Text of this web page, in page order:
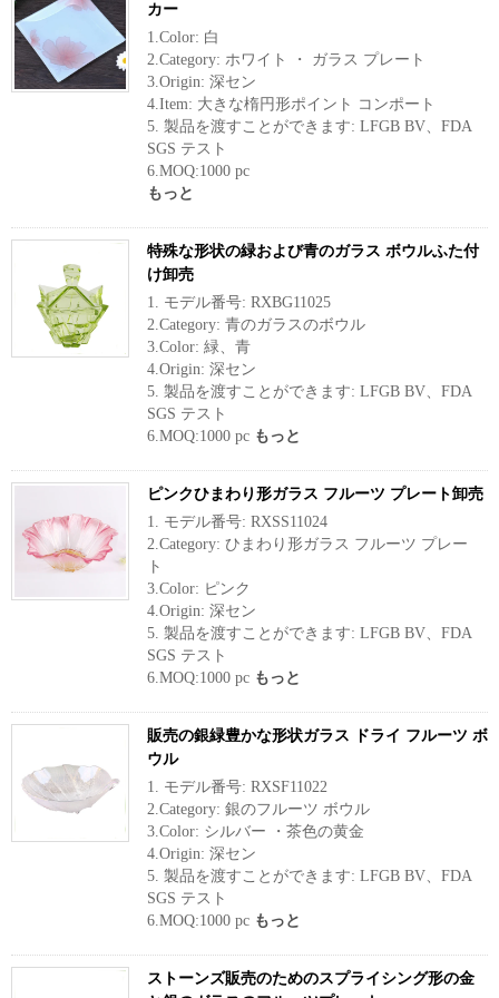
カー
1.Color: 白
2.Category: ホワイト ・ ガラス プレート
3.Origin: 深セン
4.Item: 大きな楕円形ポイント コンポート
5. 製品を渡すことができます: LFGB BV、FDA
SGS テスト
6.MOQ:1000 pc
もっと
特殊な形状の緑および青のガラス ボウルふた付
け卸売
1. モデル番号: RXBG11025
2.Category: 青のガラスのボウル
3.Color: 緑、青
4.Origin: 深セン
5. 製品を渡すことができます: LFGB BV、FDA
SGS テスト
6.MOQ:1000 pc もっと
ピンクひまわり形ガラス フルーツ プレート卸売
1. モデル番号: RXSS11024
2.Category: ひまわり形ガラス フルーツ プレー
ト
3.Color: ピンク
4.Origin: 深セン
5. 製品を渡すことができます: LFGB BV、FDA
SGS テスト
6.MOQ:1000 pc もっと
販売の銀緑豊かな形状ガラス ドライ フルーツ ボ
ウル
1. モデル番号: RXSF11022
2.Category: 銀のフルーツ ボウル
3.Color: シルバー ・茶色の黄金
4.Origin: 深セン
5. 製品を渡すことができます: LFGB BV、FDA
SGS テスト
6.MOQ:1000 pc もっと
ストーンズ販売のためのスプライシング形の金